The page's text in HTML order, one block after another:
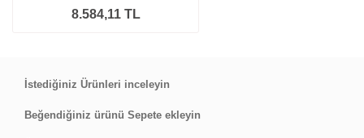
8.584,11 TL
İstediğiniz Ürünleri inceleyin
Beğendiğiniz ürünü Sepete ekleyin